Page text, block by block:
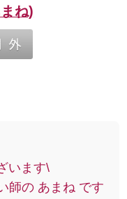
ね)
います\
師の あまね です